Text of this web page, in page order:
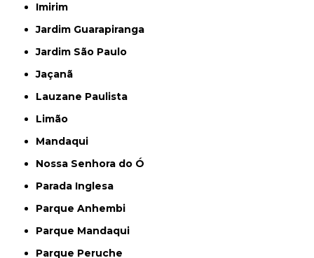
Imirim
Jardim Guarapiranga
Jardim São Paulo
Jaçanã
Lauzane Paulista
Limão
Mandaqui
Nossa Senhora do Ó
Parada Inglesa
Parque Anhembi
Parque Mandaqui
Parque Peruche